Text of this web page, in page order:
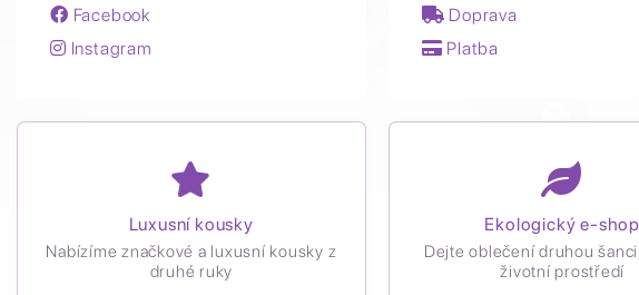
Facebook
Instagram
Doprava
Platba
Luxusní kousky
Nabízíme značkové a luxusní kousky z
druhé ruky
Ekologický e-shop
Dejte oblečení druhou
životní prostředí